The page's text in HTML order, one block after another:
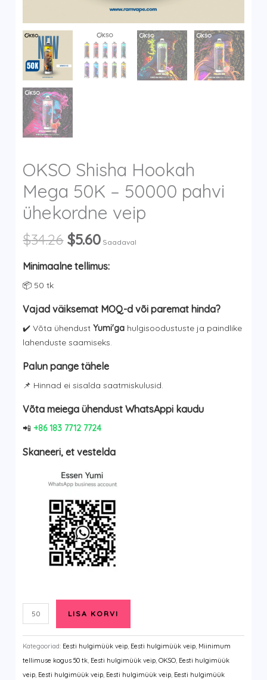
OKSO Shisha Hookah
Mega 50K – 50000 pahvi
ühekordne veip
$34.26 Algne
oli:
$5.60Current
is:
Saadaval
Minimaalne tellimus:
📦 50 tk
Vajad väiksemat MOQ-d või paremat hinda?
✔️ Võta ühendustYumi'ga hulgisoodustuste ja paindlike
lahenduste saamiseks.
Palun pange tähele
📌 Hinnad ei sisalda saatmiskulusid.
Võta meiega ühendust WhatsAppi kaudu
📲+86 183 7712 7724
Skaneeri, et vestelda
LISA KORVI
Kategooriad: Eesti hulgimüük veip, Eesti hulgimüük veip, Miinimum
tellimuse kogus 50 tk, Eesti hulgimüük veip,OKSO, Eesti hulgimüük
veip, Eesti hulgimüük veip, Eesti hulgimüük veip, Eesti hulgimüük